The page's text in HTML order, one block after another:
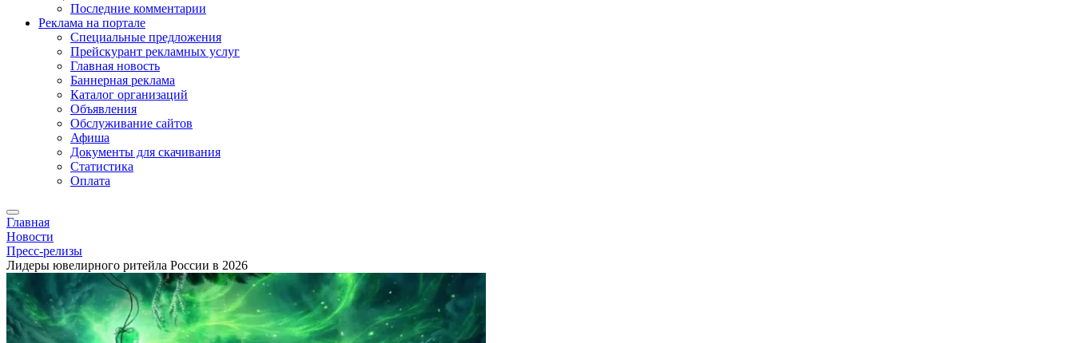
Последние комментарии
Реклама на портале
Специальные предложения
Прейскурант рекламных услуг
Главная новость
Баннерная реклама
Каталог организаций
Объявления
Обслуживание сайтов
Афиша
Документы для скачивания
Статистика
Оплата
Главная
Новости
Пресс-релизы
Лидеры ювелирного ритейла России в 2026